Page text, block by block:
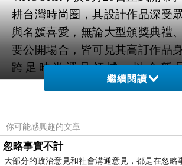
耕台灣時尚圈，其設計作品深受
與名媛喜愛，無論大型頒獎典禮
要公開場合，皆可見其高訂作品
跨足時尚選品領域，以全新
V.KOORR，現場更邀請到演戲、
氣女歌手 申力安、時尚寵兒 林采
品牌設計師 DIORV賴昕婕一同現
牌主理人林薇長年與明星、名媛
繼續閱讀
你可能感興趣的文章
忽略事實不計
大部分的政治意見和社會溝通意見，都是在忽略